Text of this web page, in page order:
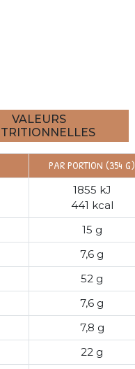
VALEURS
PAR PORTION (354 G)
1855 kJ
441 kcal
15 g
7,6 g
52 g
7,6 g
7,8 g
22 g